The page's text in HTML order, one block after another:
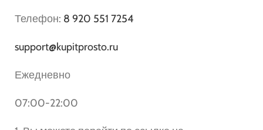
Телефон: 8 920 551 7254
support@kupitprosto.ru
Ежедневно
07:00-22:00